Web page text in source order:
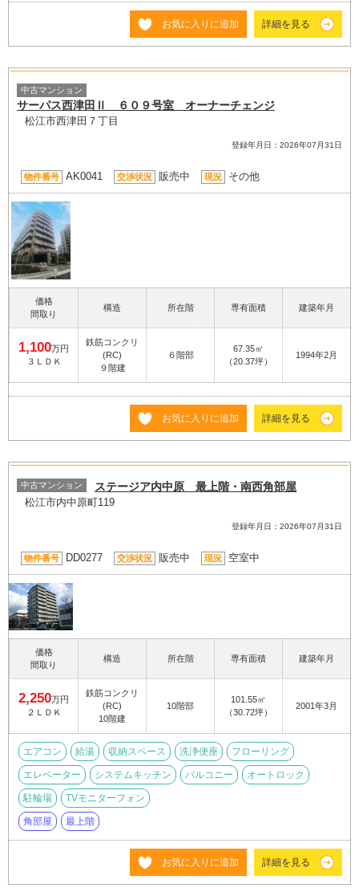
お気に入りに追加 詳細を見る
中古マンション
サーパス西津田Ⅱ ６０９号室 オーナーチェンジ
松江市西津田７丁目
登録年月日：2026年07月31日
物件番号 AK0041 交渉状況 販売中 現況 その他
価格
間取り
構造 所在階 専有面積 建築年月
1,100万円
３ＬＤＫ
鉄筋コンクリ
(RC)
９階建
６階部
67.35㎡
（20.37坪）
1994年2月
お気に入りに追加 詳細を見る
中古マンション ステージア内中原 最上階・南西角部屋
松江市内中原町119
登録年月日：2026年07月31日
物件番号 DD0277 交渉状況 販売中 現況 空室中
価格
間取り
構造 所在階 専有面積 建築年月
2,250万円
２ＬＤＫ
鉄筋コンクリ
(RC)
10階建
10階部
101.55㎡
（30.72坪）
2001年3月
エアコン 給湯 収納スペース 洗浄便座 フローリング
エレベーター システムキッチン バルコニー オートロック
駐輪場 TVモニターフォン
角部屋 最上階
お気に入りに追加 詳細を見る